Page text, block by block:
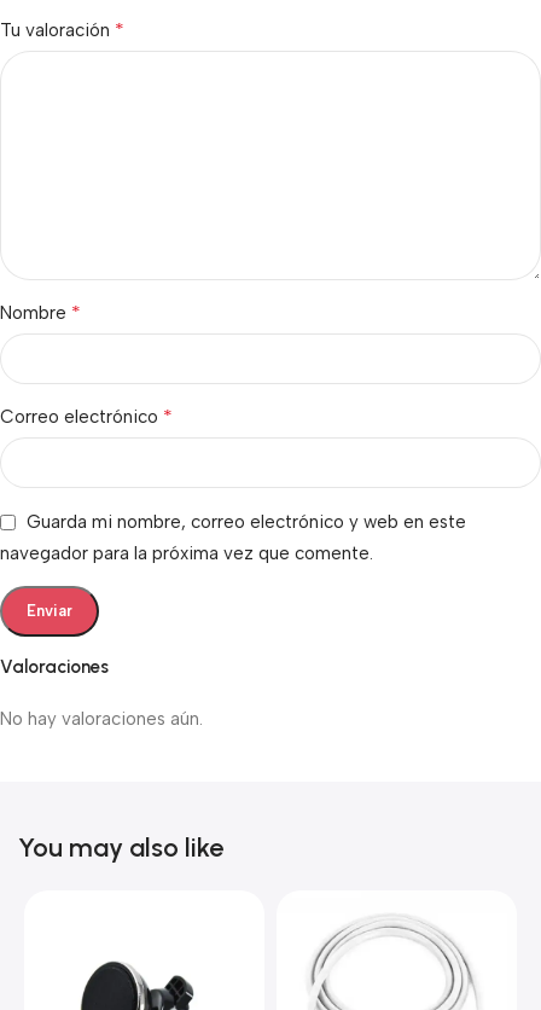
Valoraciones
No hay valoraciones aún.
Tu valoración *
Nombre *
Correo electrónico *
Guarda mi nombre, correo electrónico y web en este
navegador para la próxima vez que comente.
You may also like